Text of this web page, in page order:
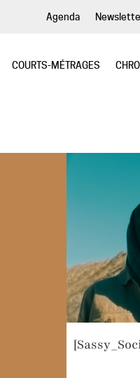
Agenda
COURTS-MÉTRAGES